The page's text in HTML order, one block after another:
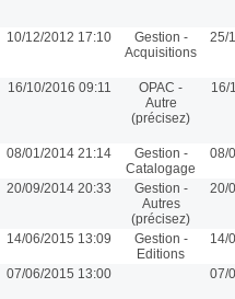
10/12/2012 17:10
Gestion -
Acquisitions
25/
16/10/2016 09:11
OPAC -
Autre
(précisez)
16/
08/01/2014 21:14
Gestion -
Catalogage
08/
20/09/2014 20:33
Gestion -
Autres
(précisez)
20/
14/06/2015 13:09
Gestion -
Editions
14/
07/06/2015 13:00 07/